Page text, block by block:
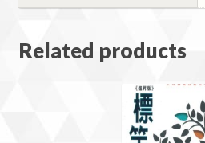
Related products